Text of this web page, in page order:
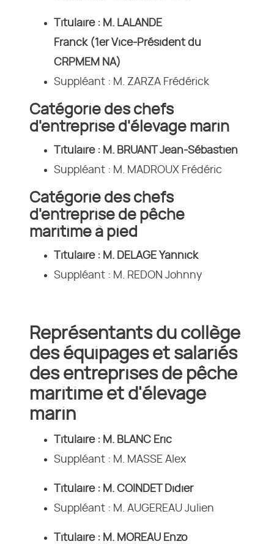
Titulaire : M. LALANDE
Franck (1er Vice-Président du
CRPMEM NA)
Suppléant : M. ZARZA Frédérick
Catégorie des chefs
d'entreprise d'élevage marin
Titulaire : M. BRUANT Jean-Sébastien
Suppléant : M. MADROUX Frédéric
Catégorie des chefs
d'entreprise de pêche
maritime à pied
Titulaire : M. DELAGE Yannick
Suppléant : M. REDON Johnny
Représentants du collège
des équipages et salariés
des entreprises de pêche
maritime et d'élevage
marin
Titulaire : M. BLANC Eric
Suppléant : M. MASSE Alex
Titulaire : M. COINDET Didier
Suppléant : M. AUGEREAU Julien
Titulaire : M. MOREAU Enzo